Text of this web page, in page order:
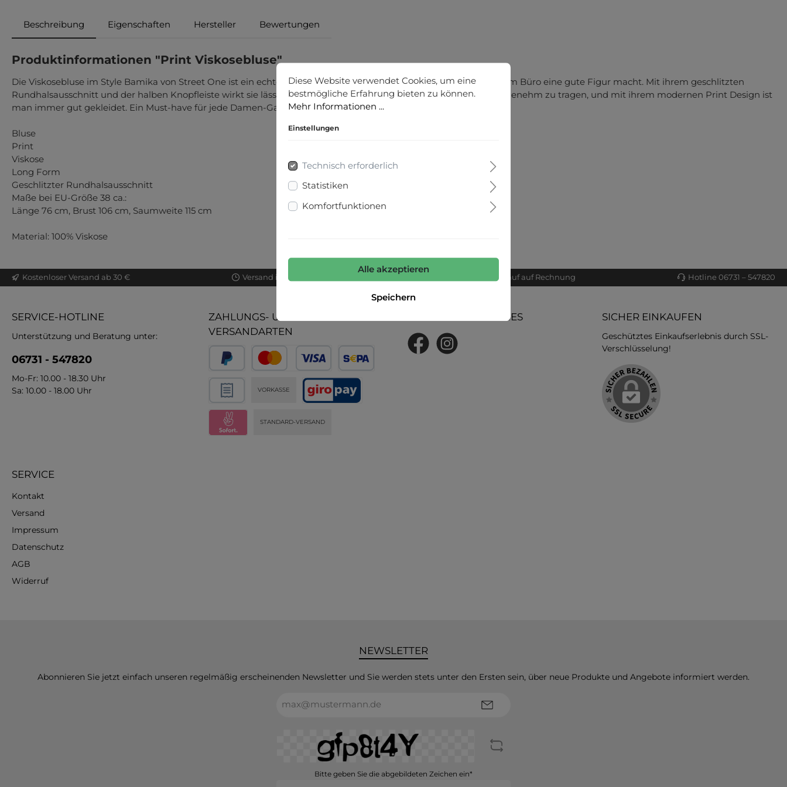
Beschreibung Eigenschaften Hersteller Bewertungen
Produktinformationen "Print Viskosebluse"
Die Viskosebluse im Style Bamika von Street One ist ein echtes Allroundtalent, das sowohl in der Freizeit als auch im Büro eine gute Figur macht. Mit ihrem geschlitzten
Rundhalsausschnitt und der halben Knopfleiste wirkt sie lässig und dennoch schick. Die Bluse ist bequem und angenehm zu tragen, und mit ihrem modernen Print Design ist
man immer gut gekleidet. Ein Must-have für jede Damen-Garderobe.
Bluse
Print
Viskose
Long Form
Geschlitzter Rundhalsausschnitt
Maße bei EU-Größe 38 ca.:
Länge 76 cm, Brust 106 cm, Saumweite 115 cm
Material: 100% Viskose
Kostenloser Versand ab 30 € Versand innerhalb von 24h Bequemer Kauf auf Rechnung Hotline 06731 – 547820
SERVICE-HOTLINE
Unterstützung und Beratung unter:
06731 - 547820
Mo-Fr: 10.00 - 18.30 Uhr
Sa: 10.00 - 18.00 Uhr
ZAHLUNGS- UND
VERSANDARTEN
VORKASSE
STANDARD-VERSAND
UNSERE COMMUNITIES SICHER EINKAUFEN
Geschütztes Einkaufserlebnis durch SSL-
Verschlüsselung!
SERVICE
Kontakt
Versand
Impressum
Datenschutz
AGB
Widerruf
NEWSLETTER
Abonnieren Sie jetzt einfach unseren regelmäßig erscheinenden Newsletter und Sie werden stets unter den Ersten sein, über neue Produkte und Angebote informiert werden.
Mail-
Bitte geben Sie die abgebildeten Zeichen ein*
Diese Website verwendet Cookies, um eine
bestmögliche Erfahrung bieten zu können.
Mehr Informationen ...
Einstellungen
Technisch erforderlich
Statistiken
Komfortfunktionen
Alle akzeptieren
Speichern